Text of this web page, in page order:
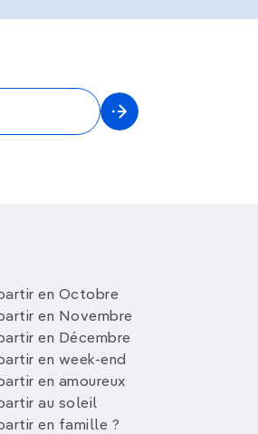
en Octobre
en Novembre
en Décembre
en week-end
en amoureux
au soleil
en famille ?